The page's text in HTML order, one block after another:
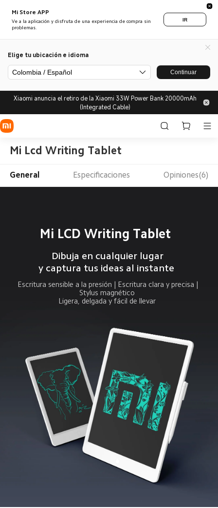
Mi Store APP
Ve a la aplicación y disfruta de una experiencia de compra sin
problemas.
IR
Elige tu ubicación e idioma
Colombia / Español Continuar
Xiaomi anuncia el retiro de la Xiaomi 33W Power Bank 20000mAh
(Integrated Cable)
Mi Lcd Writing Tablet
General Especificaciones Opiniones(6)
Mi LCD Writing Tablet
Dibuja en cualquier lugar
y captura tus ideas al instante
Escritura sensible a la presión | Escritura clara y precisa |
Stylus magnético
Ligera, delgada y fácil de llevar